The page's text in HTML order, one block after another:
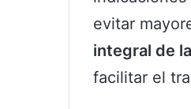
evitar
integral de
facilitar el